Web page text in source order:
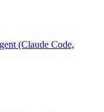
(Claude Code,